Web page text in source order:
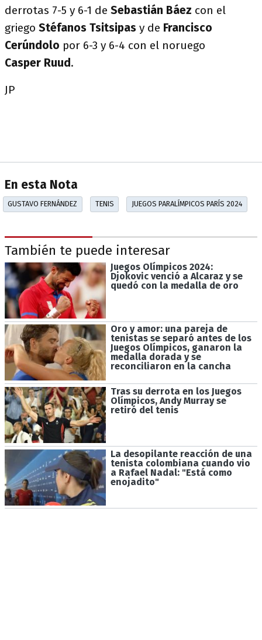
derrotas 7-5 y 6-1 de Sebastián Báez con el
griego Stéfanos Tsitsipas y de Francisco
Cerúndolo por 6-3 y 6-4 con el noruego
Casper Ruud.
JP
En esta Nota
GUSTAVO FERNÁNDEZ TENIS JUEGOS PARALÍMPICOS PARÍS 2024
También te puede interesar
Juegos Olímpicos 2024:
Djokovic venció a Alcaraz y se
quedó con la medalla de oro
Oro y amor: una pareja de
tenistas se separó antes de los
Juegos Olímpicos, ganaron la
medalla dorada y se
reconciliaron en la cancha
Tras su derrota en los Juegos
Olímpicos, Andy Murray se
retiró del tenis
La desopilante reacción de una
tenista colombiana cuando vio
a Rafael Nadal: "Está como
enojadito"